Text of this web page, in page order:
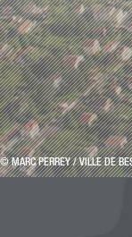
© MARC PERREY / VILLE DE